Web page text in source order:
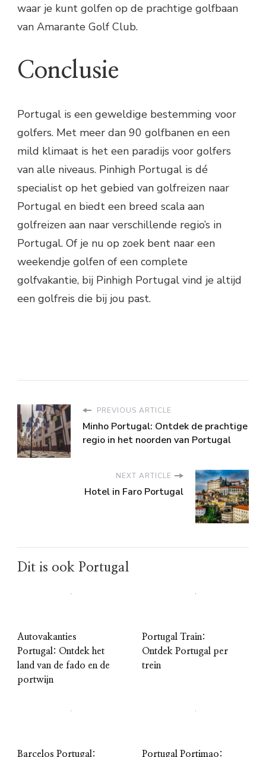
waar je kunt golfen op de prachtige golfbaan
van Amarante Golf Club.
Conclusie
Portugal is een geweldige bestemming voor
golfers. Met meer dan 90 golfbanen en een
mild klimaat is het een paradijs voor golfers
van alle niveaus. Pinhigh Portugal is dé
specialist op het gebied van golfreizen naar
Portugal en biedt een breed scala aan
golfreizen aan naar verschillende regio’s in
Portugal. Of je nu op zoek bent naar een
weekendje golfen of een complete
golfvakantie, bij Pinhigh Portugal vind je altijd
een golfreis die bij jou past.
PREVIOUS ARTICLE
Minho Portugal: Ontdek de prachtige
regio in het noorden van Portugal
NEXT ARTICLE
Hotel in Faro Portugal
Dit is ook Portugal
Autovakanties
Portugal: Ontdek het
land van de fado en de
portwijn
Portugal Train:
Ontdek Portugal per
trein
Barcelos Portugal: Portugal Portimao: